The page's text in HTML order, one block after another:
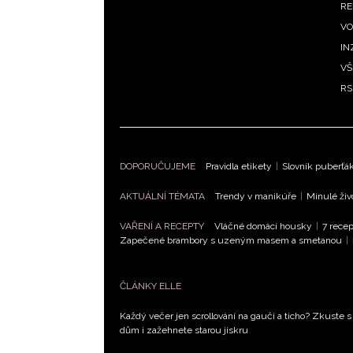
DOPORUČUJEME Pravidla etikety | Slovník
AKTUÁLNÍ TÉMATA Trendy v manikúře | Minulé
VAŘENÍ A RECEPTY Vláčné domácí housky | 7
Zapečené brambory s uzeným masem a smetanou |
ČLÁNKY ELLE
Každý večer jen scrollování na gauči a ticho?
dům i zažehnete starou jiskru